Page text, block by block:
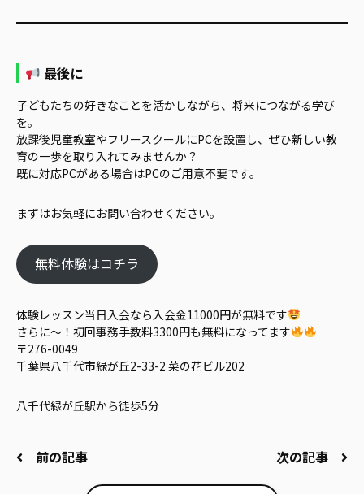
最後に
子どもたちの好きなことを活かしながら、将来につながる学び
を。
放課後児童教室やフリースクールにPCを設置し、ぜひ新しい教
育の一歩を取り入れてみませんか？
既に対応PCがある場合はPCのご用意不要です。
まずはお気軽にお問い合わせください。
無料体験はコチラ
体験レッスン当日入会なら入会金11000円が無料です
さらに～！初回事務手数料3300円も無料になってます
〒276-0049
千葉県八千代市緑が丘2-33-2 菜の花ビル202
八千代緑が丘駅から徒歩5分
前の記事 次の記事